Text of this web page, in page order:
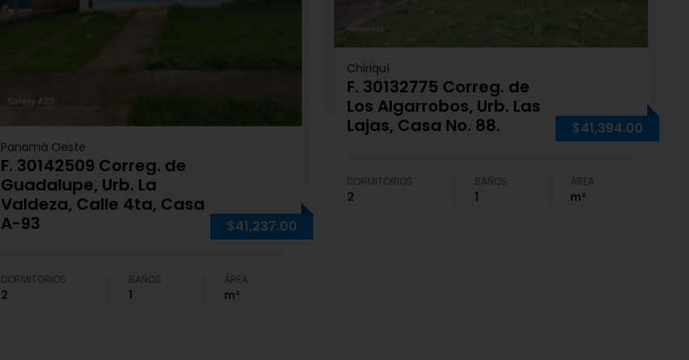
Panamá Oeste
F. 30142509 Correg. de
Guadalupe, Urb. La
Valdeza, Calle 4ta, Casa
A-93
$41,237.00
DORMITORIOS
2
BAÑOS
1
ÁREA
m²
Chiriquí
F. 30132775 Correg. de
Los Algarrobos, Urb. Las
Lajas, Casa No. 88.
$41,394.00
DORMITORIOS
2
BAÑOS
1
ÁREA
m²